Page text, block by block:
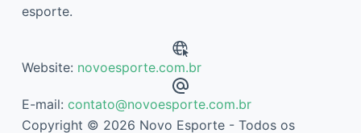
esporte.
Website: novoesporte.com.br
E-mail: contato@novoesporte.com.br
Copyright © 2026 Novo Esporte - Todos os